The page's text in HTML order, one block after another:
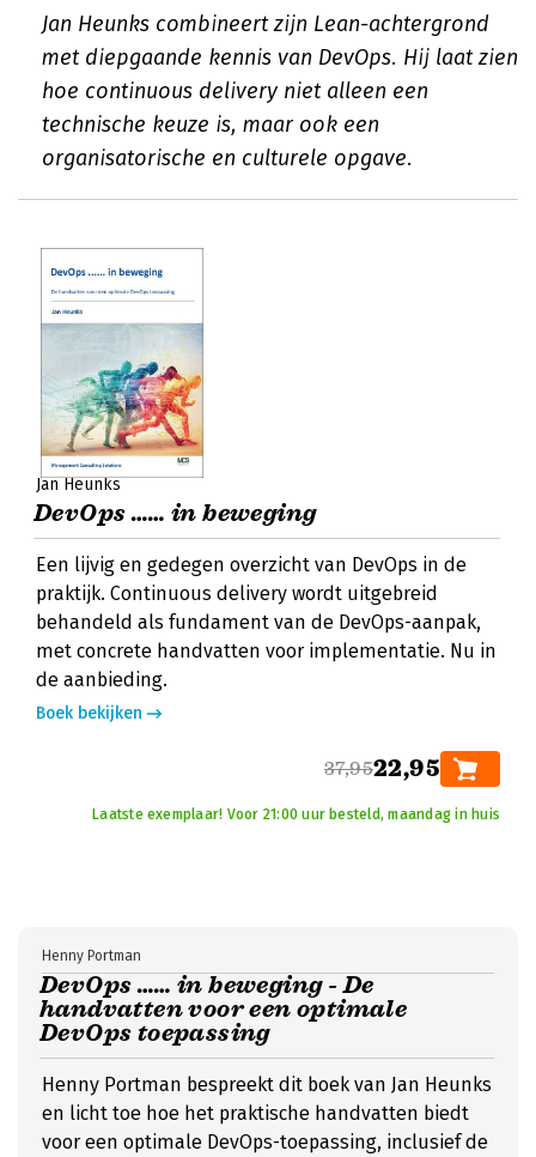
Jan Heunks combineert zijn Lean-achtergrond
met diepgaande kennis van DevOps. Hij laat zien
hoe continuous delivery niet alleen een
technische keuze is, maar ook een
organisatorische en culturele opgave.
Jan Heunks
DevOps …… in beweging
Een lijvig en gedegen overzicht van DevOps in de
praktijk. Continuous delivery wordt uitgebreid
behandeld als fundament van de DevOps-aanpak,
met concrete handvatten voor implementatie. Nu in
de aanbieding.
Boek bekijken
37,9522,95
Laatste exemplaar! Voor 21:00 uur besteld, maandag in huis
DevOps …… in beweging - De
handvatten voor een optimale
DevOps toepassing
Henny Portman
Henny Portman bespreekt dit boek van Jan Heunks
en licht toe hoe het praktische handvatten biedt
voor een optimale DevOps-toepassing, inclusief de